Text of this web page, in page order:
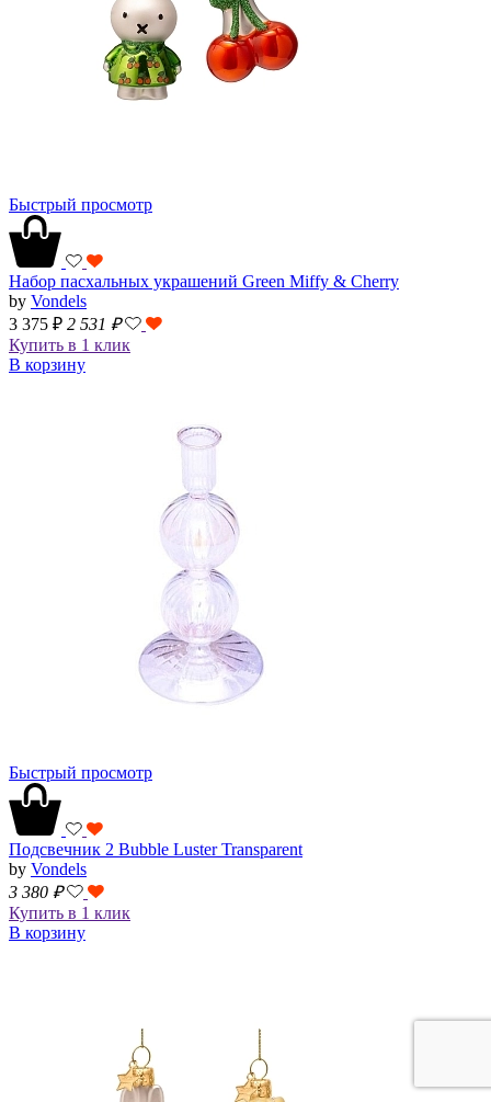
Быстрый просмотр
Набор пасхальных украшений Green Miffy & Cherry
by Vondels
3 375 ₽ 2 531 ₽
Купить в 1 клик
В корзину
Быстрый просмотр
Подсвечник 2 Bubble Luster Transparent
by Vondels
3 380 ₽
Купить в 1 клик
В корзину